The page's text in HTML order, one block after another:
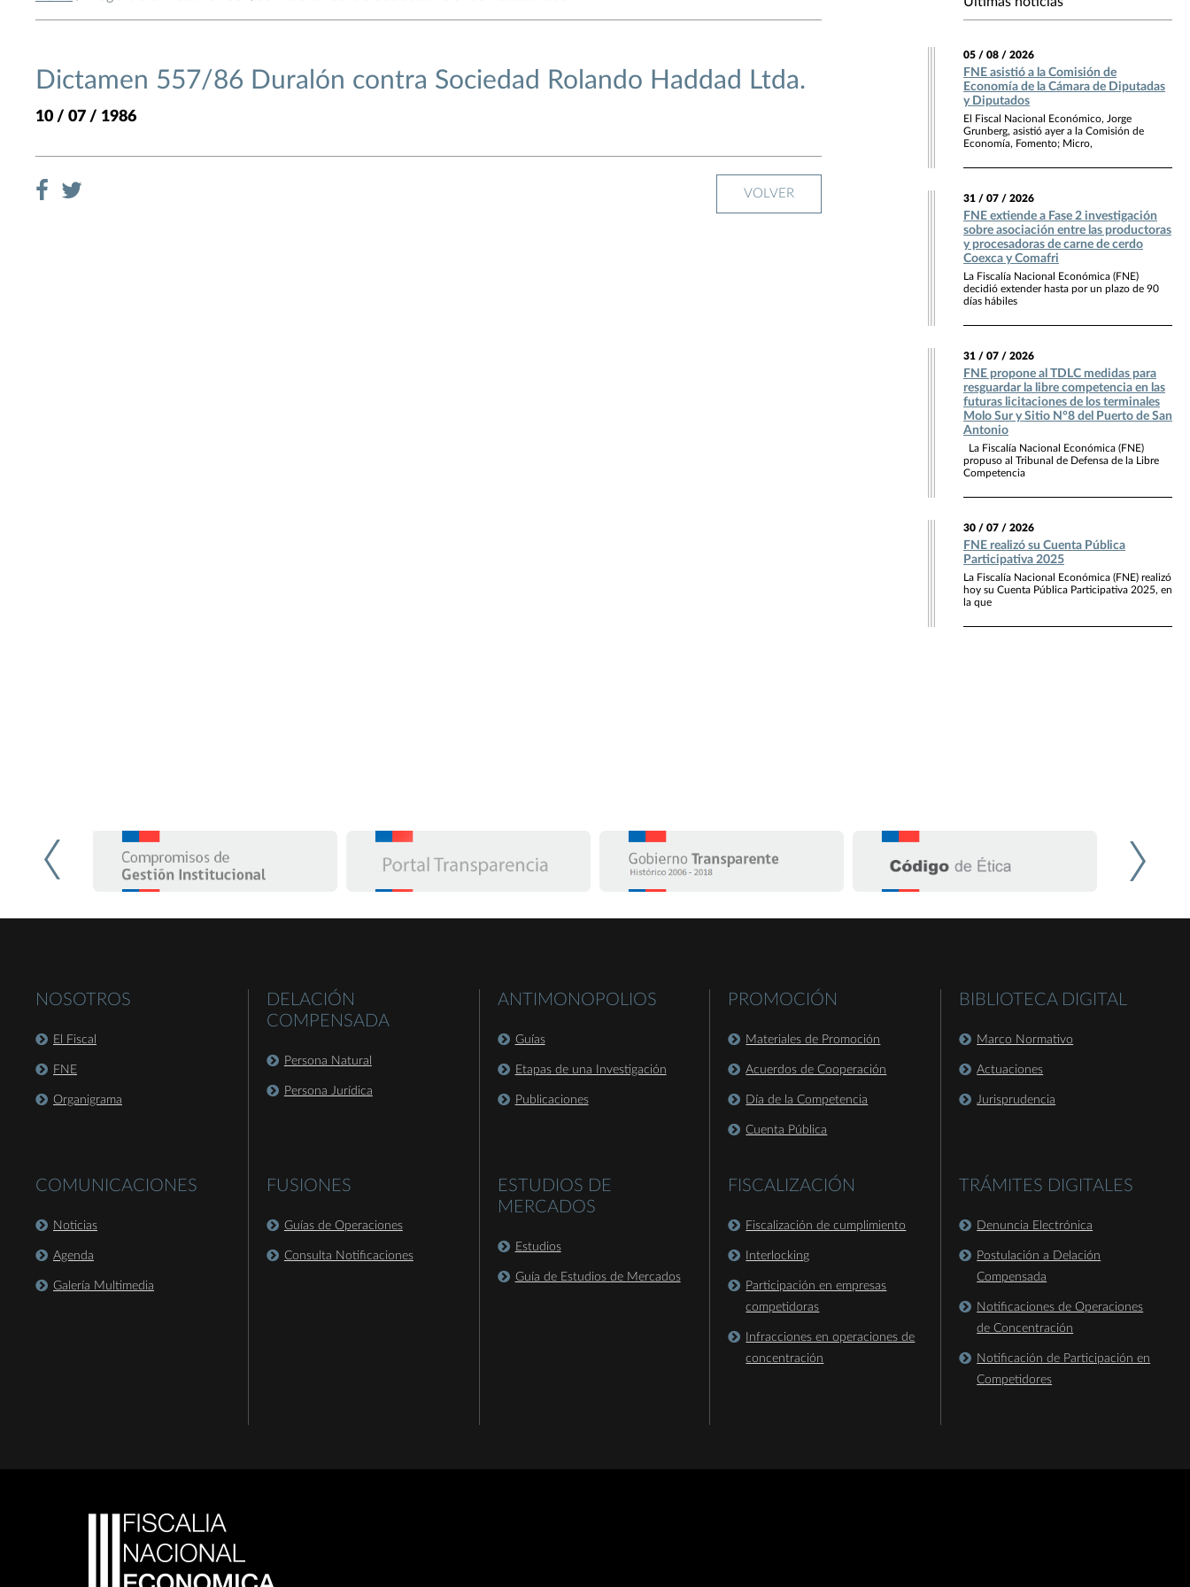
Dictamen 557/86 Duralón contra Sociedad Rolando Haddad Ltda.
10 / 07 / 1986
VOLVER
05 / 08 / 2026
FNE asistió a la Comisión de
Economía de la Cámara de Diputadas
y Diputados
El Fiscal Nacional Económico, Jorge
Grunberg, asistió ayer a la Comisión de
Economía, Fomento; Micro,
31 / 07 / 2026
FNE extiende a Fase 2 investigación
sobre asociación entre las productoras
y procesadoras de carne de cerdo
Coexca y Comafri
La Fiscalía Nacional Económica (FNE)
decidió extender hasta por un plazo de 90
días hábiles
31 / 07 / 2026
FNE propone al TDLC medidas para
resguardar la libre competencia en las
futuras licitaciones de los terminales
Molo Sur y Sitio N°8 del Puerto de San
Antonio
La Fiscalía Nacional Económica (FNE)
propuso al Tribunal de Defensa de la Libre
Competencia
30 / 07 / 2026
FNE realizó su Cuenta Pública
Participativa 2025
La Fiscalía Nacional Económica (FNE) realizó
hoy su Cuenta Pública Participativa 2025, en
la que
NOSOTROS
El Fiscal
FNE
Organigrama
COMUNICACIONES
Noticias
Agenda
Galería Multimedia
DELACIÓN
COMPENSADA
Persona Natural
Persona Jurídica
FUSIONES
Guías de Operaciones
Consulta Notificaciones
ANTIMONOPOLIOS
Guías
Etapas de una Investigación
Publicaciones
ESTUDIOS DE
MERCADOS
Estudios
Guía de Estudios de Mercados
PROMOCIÓN
Materiales de Promoción
Acuerdos de Cooperación
Día de la Competencia
Cuenta Pública
FISCALIZACIÓN
Fiscalización de cumplimiento
Interlocking
Participación en empresas
competidoras
Infracciones en operaciones de
concentración
BIBLIOTECA DIGITAL
Marco Normativo
Actuaciones
Jurisprudencia
TRÁMITES DIGITALES
Denuncia Electrónica
Postulación a Delación
Compensada
Notificaciones de Operaciones
de Concentración
Notificación de Participación en
Competidores